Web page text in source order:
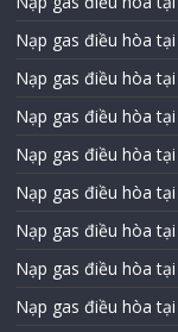
Nạp gas điều hòa tại
Nạp gas điều hòa
Nạp gas điều hòa
Nạp gas điều hòa
Nạp gas điều hòa
Nạp gas điều hòa
Nạp gas điều hòa
Nạp gas điều hòa